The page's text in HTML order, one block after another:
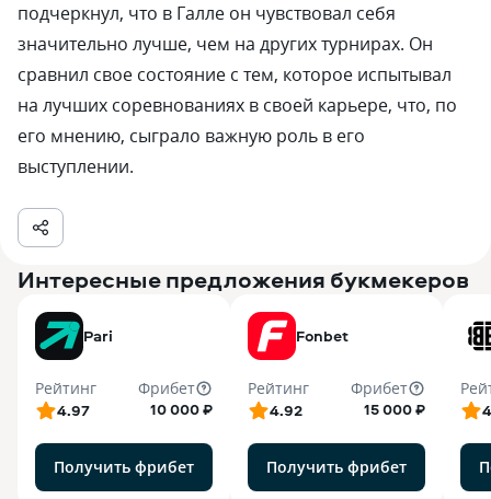
подчеркнул, что в Галле он чувствовал себя
значительно лучше, чем на других турнирах. Он
сравнил свое состояние с тем, которое испытывал
на лучших соревнованиях в своей карьере, что, по
его мнению, сыграло важную роль в его
выступлении.
Интересные предложения букмекеров
Pari
Рейтинг
4.97
Фрибет
10 000 ₽
Получить фрибет
Fonbet
Рейтинг
4.92
Фрибет
15 000 ₽
Получить фрибет